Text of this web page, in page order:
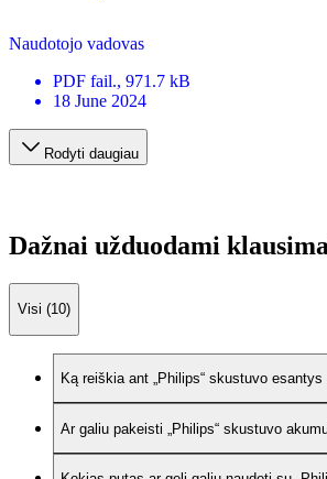
Naudotojo vadovas
PDF fail., 971.7 kB
18 June 2024
Rodyti daugiau
Dažnai užduodami
Visi (10)
Ką reiškia ant „Philips“ skustuvo
Ar galiu pakeisti „Philips“ skustuvo